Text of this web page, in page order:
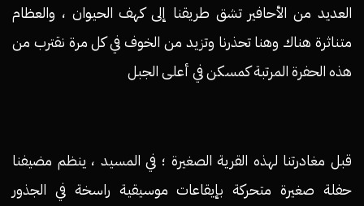
العديد من الأحافير تشق طريقنا إلى كهف الحيوان ، والعظام
متناثرة هناك وهنا تحذرنا وتزيد من الخوف في كل مرة نقترب من
هذه الحفرة المرتبة كمسكن في أعلى الجبل
قبل مغادرتنا لهذه القرية الصغيرة ؛ في المسيد ، ينظم مضيفنا
حفلة صغيرة متحركة بإيقاعات موسيقية راسخة في الجذور